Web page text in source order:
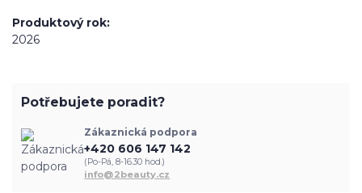
Produktový rok
2026
Potřebujete poradit?
Zákaznická podpora
+420 606 147 142
(Po-Pá, 8-16.30 hod.)
info@2beauty.cz